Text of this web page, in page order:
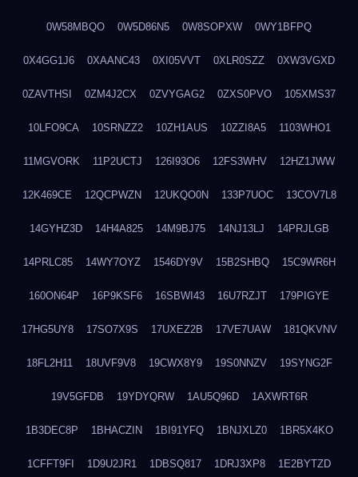
0W58MBQO 0W5D86N5 0W8SOPXW 0WY1BFPQ
0X4GG1J6 0XAANC43 0XI05VVT 0XLR0SZZ 0XW3VGXD
0ZAVTHSI 0ZM4J2CX 0ZVYGAG2 0ZXS0PVO 105XMS37
10LFO9CA 10SRNZZ2 10ZH1AUS 10ZZI8A5 1103WHO1
11MGVORK 11P2UCTJ 126I93O6 12FS3WHV 12HZ1JWW
12K469CE 12QCPWZN 12UKQO0N 133P7UOC 13COV7L8
14GYHZ3D 14H4A825 14M9BJ75 14NJ13LJ 14PRJLGB
14PRLC85 14WY7OYZ 1546DY9V 15B2SHBQ 15C9WR6H
160ON64P 16P9KSF6 16SBWI43 16U7RZJT 179PIGYE
17HG5UY8 17SO7X9S 17UXEZ2B 17VE7UAW 181QKVNV
18FL2H11 18UVF9V8 19CWX8Y9 19S0NNZV 19SYNG2F
19V5GFDB 19YDYQRW 1AU5Q96D 1AXWRT6R
1B3DEC8P 1BHACZIN 1BI91YFQ 1BNJXLZ0 1BR5X4KO
1CFFT9FI 1D9U2JR1 1DBSQ817 1DRJ3XP8 1E2BYTZD